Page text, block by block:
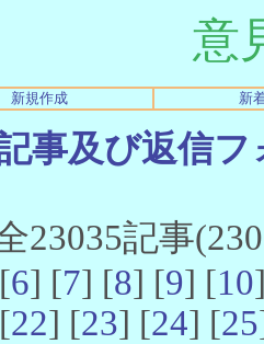
意
新規作成 新
事及び返信
23035記事
6] [7] [8] [9] [10
22] [23] [24] [25